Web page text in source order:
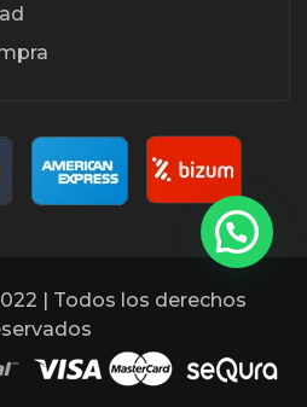
| Todos los derechos